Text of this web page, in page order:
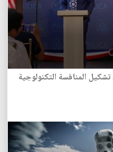
المنافسة التكنولوجية